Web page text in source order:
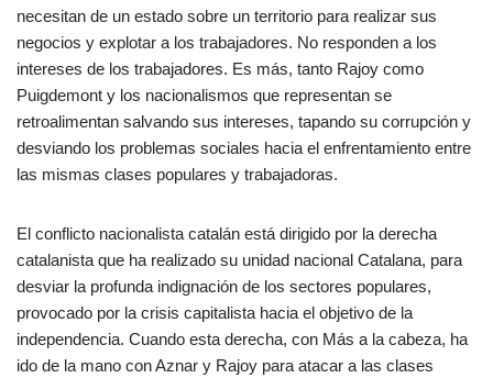
necesitan de un estado sobre un territorio para realizar sus
negocios y explotar a los trabajadores. No responden a los
intereses de los trabajadores. Es más, tanto Rajoy como
Puigdemont y los nacionalismos que representan se
retroalimentan salvando sus intereses, tapando su corrupción y
desviando los problemas sociales hacia el enfrentamiento entre
las mismas clases populares y trabajadoras.
El conflicto nacionalista catalán está dirigido por la derecha
catalanista que ha realizado su unidad nacional Catalana, para
desviar la profunda indignación de los sectores populares,
provocado por la crisis capitalista hacia el objetivo de la
independencia. Cuando esta derecha, con Más a la cabeza, ha
ido de la mano con Aznar y Rajoy para atacar a las clases